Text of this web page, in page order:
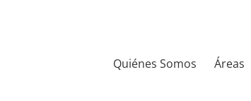
Quiénes Somos Áreas